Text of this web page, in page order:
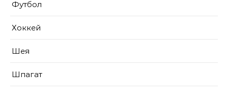
Футбол
Хоккей
Шея
Шпагат